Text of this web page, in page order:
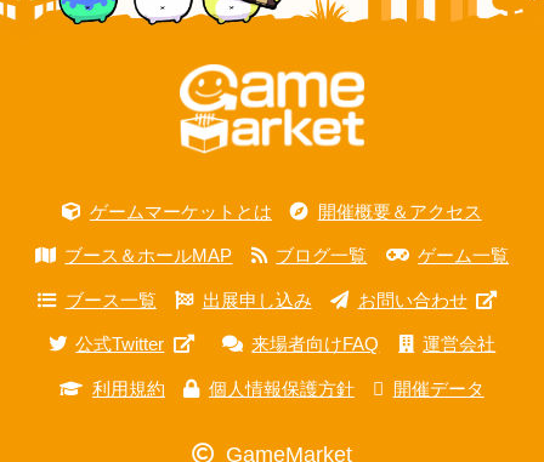
ゲームマーケットとは 開催概要＆アクセス
ブース＆ホールMAP ブログ一覧 ゲーム一覧
ブース一覧 出展申し込み お問い合わせ
公式Twitter 来場者向けFAQ 運営会社
利用規約 個人情報保護方針 開催データ
GameMarket